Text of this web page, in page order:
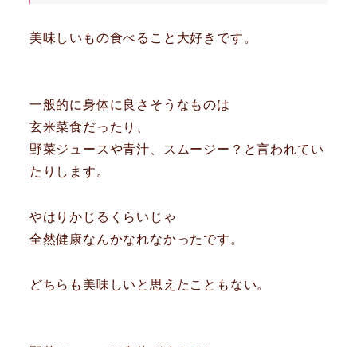
美味しいもの食べること大好きです。
一般的に身体に良さそうなものは
玄米菜食だったり、
野菜ジュースや青汁、スムージー？と言われてい
たりします。
やはりかじるくらいじゃ
全然健康なんかなれなかったです。
どちらも美味しいと思えたこともない。